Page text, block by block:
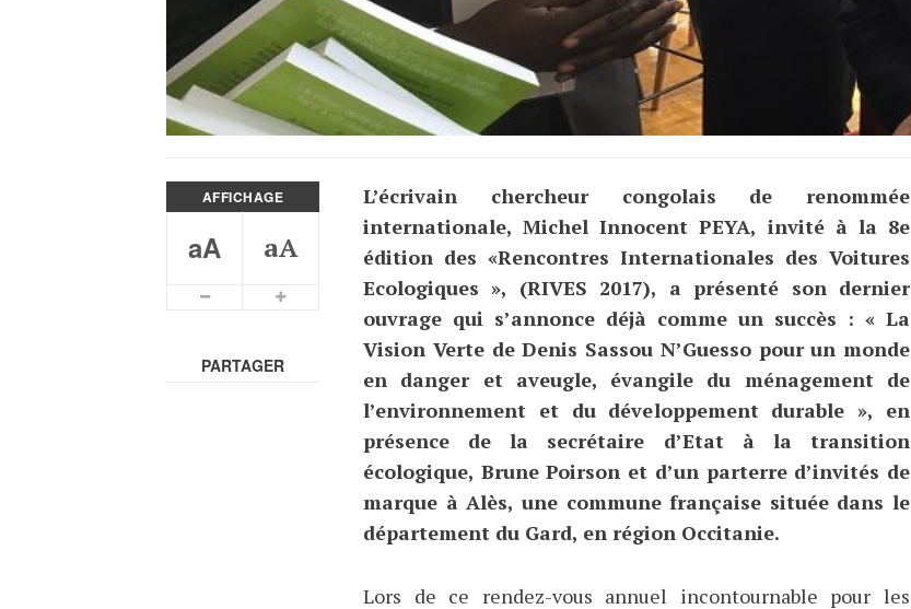
AFFICHAGE
aA aA
PARTAGER
L’écrivain chercheur congolais de renommée
internationale, Michel Innocent PEYA, invité à la 8e
édition des «Rencontres Internationales des Voitures
Ecologiques », (RIVES 2017), a présenté son dernier
ouvrage qui s’annonce déjà comme un succès : « La
Vision Verte de Denis Sassou N’Guesso pour un monde
en danger et aveugle, évangile du ménagement de
l’environnement et du développement durable », en
présence de la secrétaire d’Etat à la transition
écologique, Brune Poirson et d’un parterre d’invités de
marque à Alès, une commune française située dans le
département du Gard, en région Occitanie.
Lors de ce rendez-vous annuel incontournable pour les